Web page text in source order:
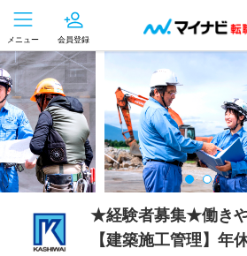
メニュー 会員登録
★経験者募集★働き
【建築施工管理】年